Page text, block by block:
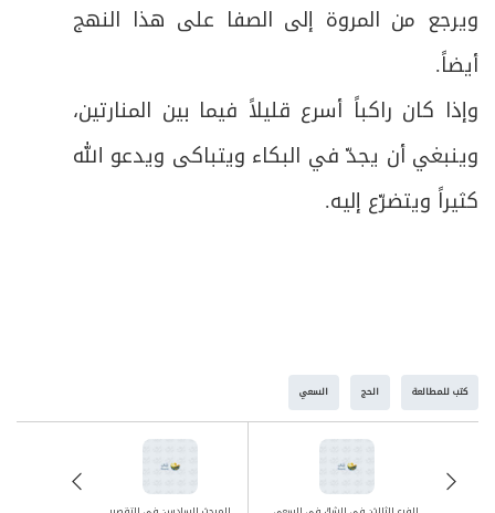
ويرجع من المروة إلى الصفا على هذا النهج
أيضاً.
وإذا كان راكباً أسرع قليلاً فيما بين المنارتين،
وينبغي أن يجدّ في البكاء ويتباكى ويدعو الله
كثيراً ويتضرّع إليه.
كتب للمطالعة الحج السعي